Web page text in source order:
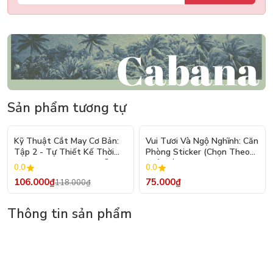
Sản phẩm tương tự
- 10%
Kỹ Thuật Cắt May Cơ Bản:
Tập 2 - Tự Thiết Kế Thời
Trang Nam Nữ - Tạo Mẫu
Rập - Kỹ Thuật Nhảy Size
0.0
106.000₫118.000₫
Vui Tươi Và Ngộ Nghĩnh: Căn
Phòng Sticker (Chọn Theo
Chủ Đề) - Hơn 250 Sticker
0.0
75.000₫
Thông tin sản phẩm